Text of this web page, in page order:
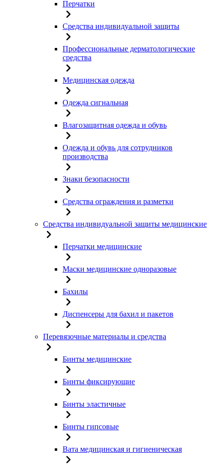
Перчатки
Средства индивидуальной защиты
Профессиональные дерматологические
средства
Медицинская одежда
Одежда сигнальная
Влагозащитная одежда и обувь
Одежда и обувь для сотрудников
производства
Знаки безопасности
Средства ограждения и разметки
Средства индивидуальной защиты медицинские
Перчатки медицинские
Маски медицинские одноразовые
Бахилы
Диспенсеры для бахил и пакетов
Перевязочные материалы и средства
Бинты медицинские
Бинты фиксирующие
Бинты эластичные
Бинты гипсовые
Вата медицинская и гигиеническая